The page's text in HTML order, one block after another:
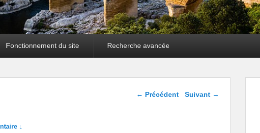
Fonctionnement du site Recherche avancée
Navigation dans les
← Précédent Suivant →
↓